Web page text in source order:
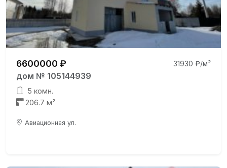
6600000 ₽ 31930 ₽/м²
дом № 105144939
5 комн.
206.7 м²
Авиационная ул.